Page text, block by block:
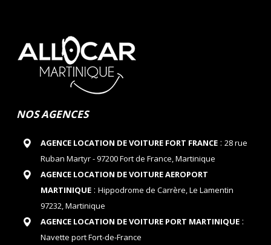
NOS AGENCES
AGENCE LOCATION DE VOITURE FORT FRANCE: 28 rue
Ruban Martyr - 97200 Fort de France, Martinique
AGENCE LOCATION DE VOITURE AEROPORT
MARTINIQUE: Hippodrome de Carrère, Le Lamentin
97232, Martinique
AGENCE LOCATION DE VOITURE PORT MARTINIQUE:
Navette port Fort-de-France